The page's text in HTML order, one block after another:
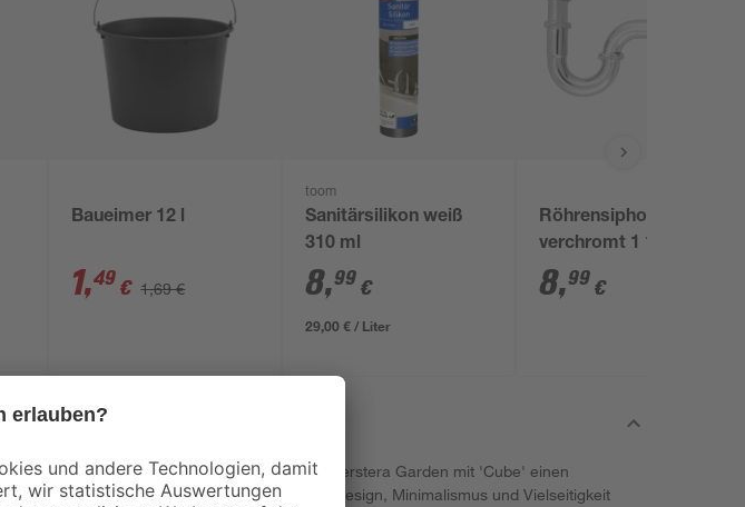
Baueimer 12 l
1,49 € 1,69 €
toom
Sanitärsilikon weiß
310 ml
8,99 €
29,00 € / Liter
Röhrensiphon
verchromt 1 1/4" x 32
mm
8,99 €
Passend zur zeitgenössischen Architektur hat Herstera Garden mit 'Cube' einen
Pflanzkasten entworfen, der die Ansprüche an Design, Minimalismus und Vielseitigkeit